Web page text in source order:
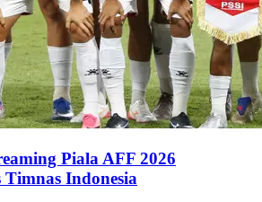
Piala AFF 2026
Timnas Indonesia